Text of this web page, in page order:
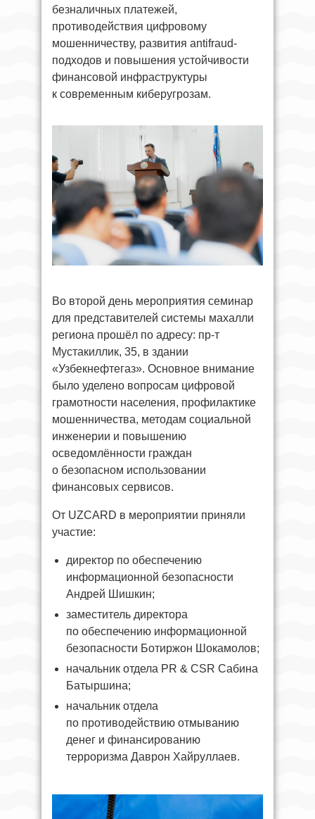
безналичных платежей,
противодействия цифровому
мошенничеству, развития antifraud-
подходов и повышения устойчивости
финансовой инфраструктуры
к современным киберугрозам.
Во второй день мероприятия семинар
для представителей системы махалли
региона прошёл по адресу: пр-т
Мустакиллик, 35, в здании
«Узбекнефтегаз». Основное внимание
было уделено вопросам цифровой
грамотности населения, профилактике
мошенничества, методам социальной
инженерии и повышению
осведомлённости граждан
о безопасном использовании
финансовых сервисов.
От UZCARD в мероприятии приняли
участие:
директор по обеспечению
информационной безопасности
Андрей Шишкин;
заместитель директора
по обеспечению информационной
безопасности Ботиржон Шокамолов;
начальник отдела PR & CSR Сабина
Батыршина;
начальник отдела
по противодействию отмыванию
денег и финансированию
терроризма Даврон Хайруллаев.